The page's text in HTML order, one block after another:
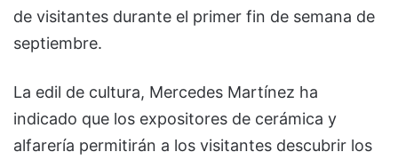
de visitantes durante el primer fin de semana de
septiembre.
La edil de cultura, Mercedes Martínez ha
indicado que los expositores de cerámica y
alfarería permitirán a los visitantes descubrir los